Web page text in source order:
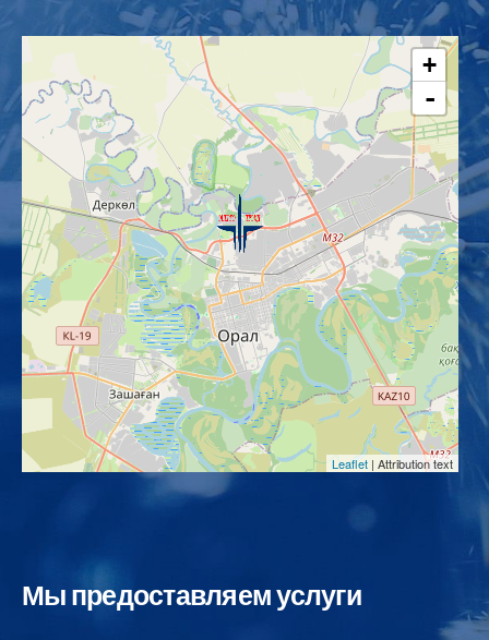
+
-
Leaflet | Attribution text
Мы предоставляем услуги